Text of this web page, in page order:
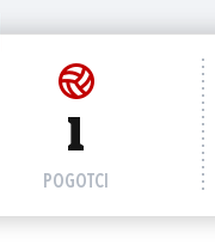
1
POGOTCI